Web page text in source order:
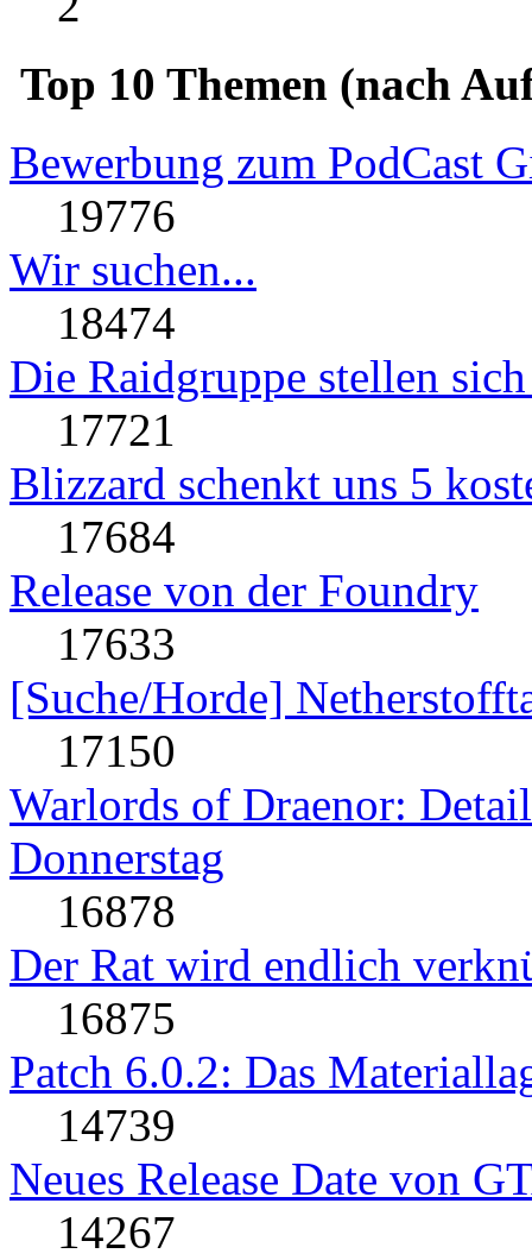
Top 10 Themen (nach
Bewerbung zum PodCast
19776
Wir suchen...
18474
Die Raidgruppe stellen
17721
Blizzard schenkt uns 5
17684
Release von der Foundry
17633
[Suche/Horde]
17150
Warlords of Draenor:
Donnerstag
16878
Der Rat wird endlich
16875
Patch 6.0.2: Das
14739
Neues Release Date von
14267